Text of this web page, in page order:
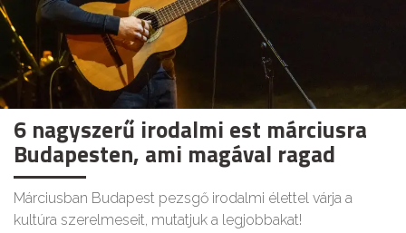
6 nagyszerű irodalmi est márciusra
Budapesten, ami magával ragad
Márciusban Budapest pezsgő irodalmi élettel várja a
kultúra szerelmeseit, mutatjuk a legjobbakat!